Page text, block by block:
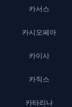
카서스
카시오페아
카이사
카직스
카타리나